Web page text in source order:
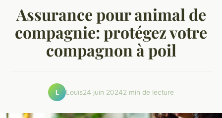
Assurance pour animal de
compagnie: protégez votre
compagnon à poil
L Louis24 juin 20242 min de lecture